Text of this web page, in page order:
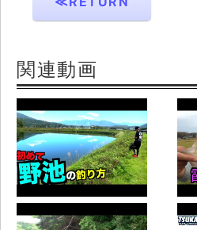
関連動画